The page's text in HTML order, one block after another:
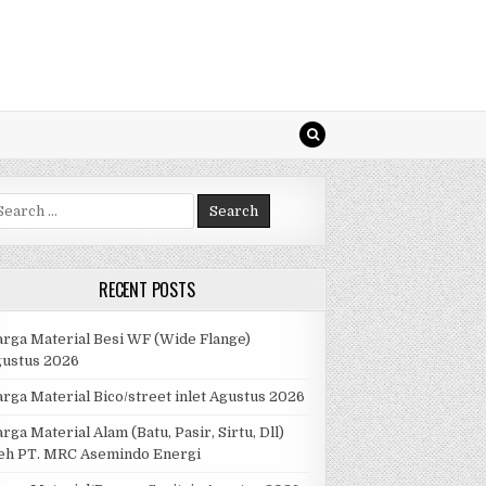
RECENT POSTS
Material Besi WF (Wide Flange)
2026
Material Bico/street inlet Agustus 2026
Material Alam (Batu, Pasir, Sirtu, Dll)
PT. MRC Asemindo Energi